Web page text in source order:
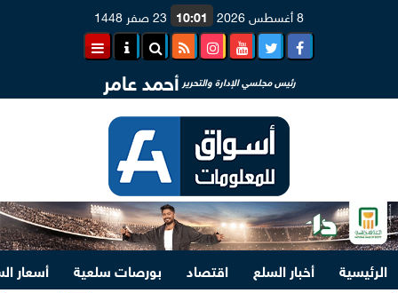
8 أغسطس 2026 10:01 23 صفر 1448
رئيس مجلسي الإدارة والتحرير أحمد عامر
الرئيسية أخبار السلع اقتصاد بورصات سلعية
أسعار